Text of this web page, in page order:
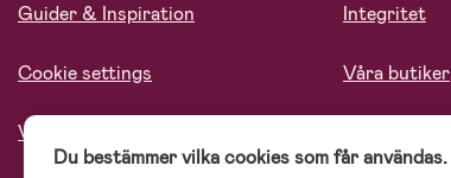
Guider & Inspiration
Cookie settings
Vårt ansvar
Integritet
Våra butiker
Du bestämmer vilka cookies som får användas.